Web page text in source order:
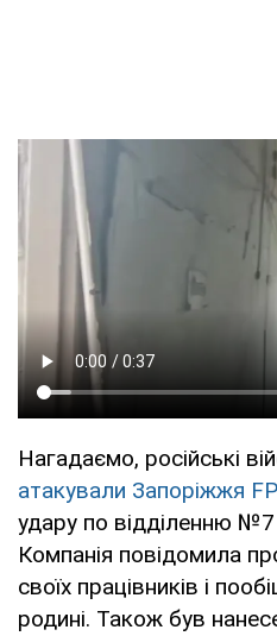
Нагадаємо, російські
атакували Запоріжжя
удару по відділенню
Компанія повідомила
своїх працівників і
родині. Також був